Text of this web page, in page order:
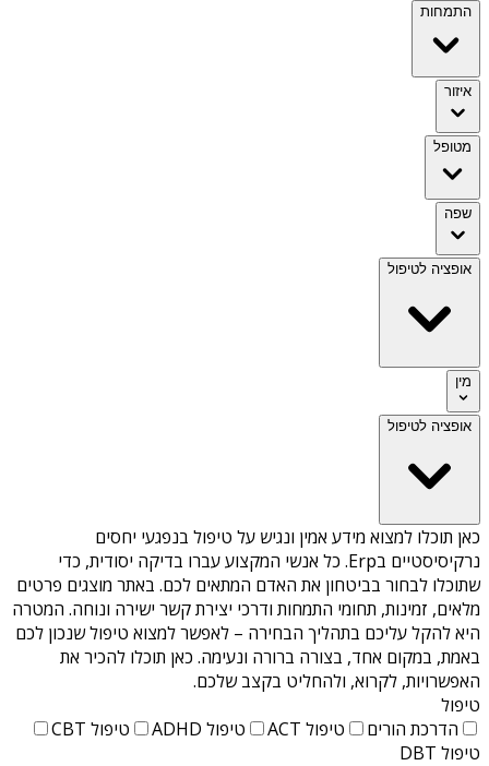
התמחות
איזור
מטופל
שפה
אופציה לטיפול
מין
אופציה לטיפול
כאן תוכלו למצוא מידע אמין ונגיש על טיפול בנפגעי יחסים
נרקיסיסטיים בErp
. כל אנשי המקצוע עברו בדיקה יסודית, כדי
שתוכלו לבחור בביטחון את האדם המתאים לכם. באתר מוצגים פרטים
מלאים, זמינות, תחומי התמחות ודרכי יצירת קשר ישירה ונוחה. המטרה
היא להקל עליכם בתהליך הבחירה – לאפשר למצוא טיפול שנכון לכם
באמת, במקום אחד, בצורה ברורה ונעימה. כאן תוכלו להכיר את
האפשרויות, לקרוא, ולהחליט בקצב שלכם.
טיפול
הדרכת הורים
טיפול ACT טיפול ADHD
טיפול CBT
טיפול DBT